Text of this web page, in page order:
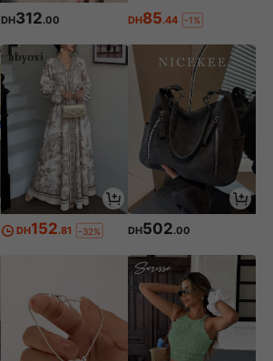
DH312.00 DH85.44 -1%
DH152.81 -32% DH502.00